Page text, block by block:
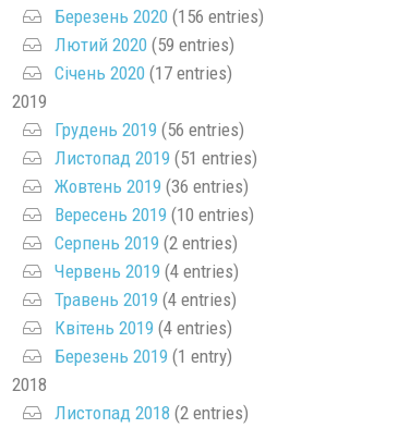
Березень 2020(156 entries)
Лютий 2020(59 entries)
Січень 2020(17 entries)
2019
Грудень 2019 (56 entries)
Листопад 2019 (51 entries)
Жовтень 2019 (36 entries)
Вересень 2019 (10 entries)
Серпень 2019 (2 entries)
Червень 2019 (4 entries)
Травень 2019 (4 entries)
Квітень 2019 (4 entries)
Березень 2019 (1 entry)
2018
Листопад 2018 (2 entries)